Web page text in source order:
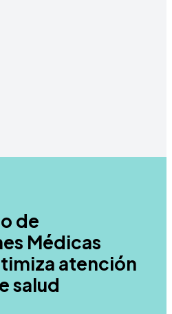
de
Médicas
atención
salud